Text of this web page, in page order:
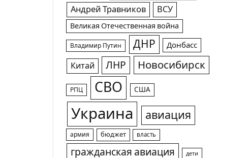
Андрей Травников ВСУ
Великая Отечественная война
Владимир Путин ДНР Донбасс
Китай ЛНР Новосибирск
РПЦ СВО США
Украина авиация
армия бюджет власть
гражданская авиация дети